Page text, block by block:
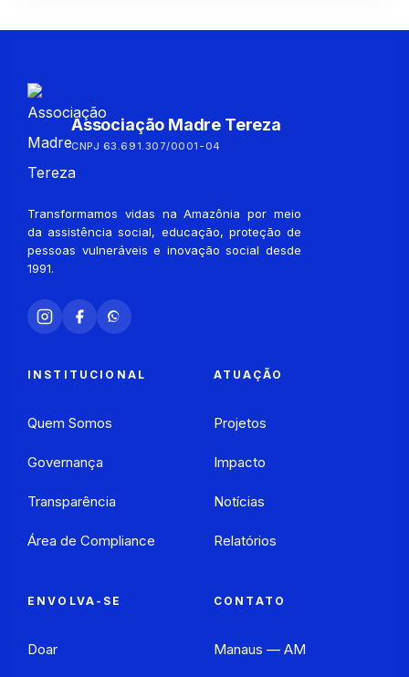
Associação Madre Tereza
CNPJ 63.691.307/0001-04
Transformamos vidas na Amazônia por meio
da assistência social, educação, proteção de
pessoas vulneráveis e inovação social desde
1991.
INSTITUCIONAL
Quem Somos
Governança
Transparência
Área de Compliance
ATUAÇÃO
Projetos
Impacto
Notícias
Relatórios
ENVOLVA-SE
Doar
CONTATO
Manaus — AM